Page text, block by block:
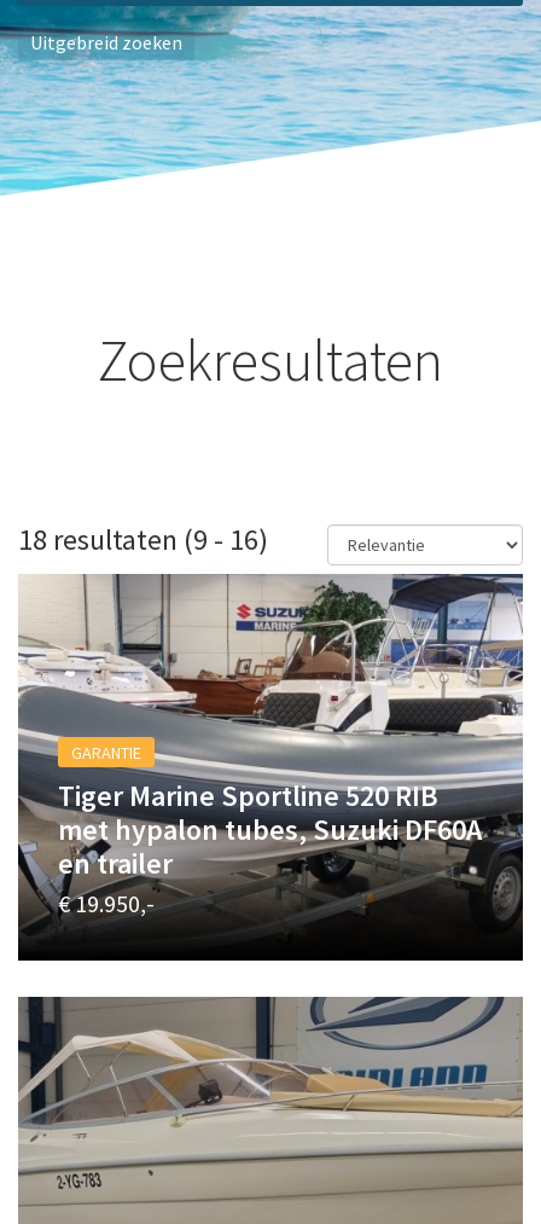
Uitgebreid zoeken
Zoekresultaten
18 resultaten (9 - 16)
GARANTIE
Tiger Marine Sportline 520 RIB
met hypalon tubes, Suzuki DF60A
en trailer
€ 19.950,-